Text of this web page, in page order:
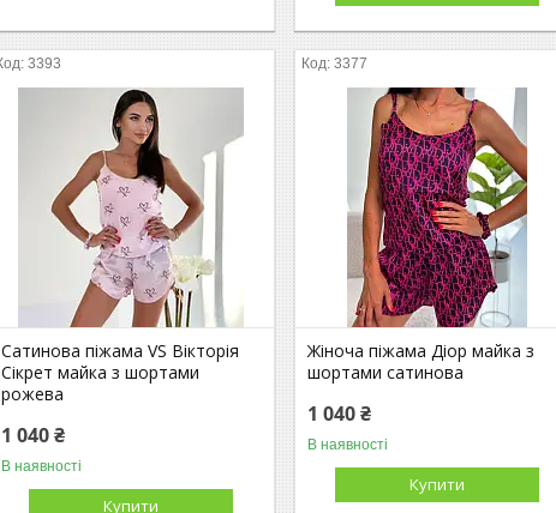
3393
Сатинова піжама VS Вікторія
Сікрет майка з шортами
рожева
1 040 ₴
В наявності
Купити
3377
Жіноча піжама Діор майка з
шортами сатинова
1 040 ₴
В наявності
Купити